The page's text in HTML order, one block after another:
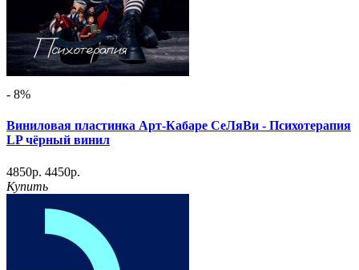
- 8%
Виниловая пластинка Арт-Кабаре СеЛяВи - Психотерапия
LP чёрный винил
4850р. 4450р.
Купить